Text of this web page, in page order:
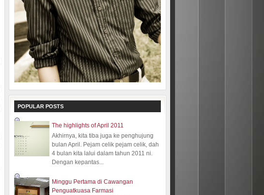
POPULAR POSTS
The highlights of April 2011
Akhirnya, kita tiba juga ke penghujung
bulan April. Pejam celik pejam celik, dah
4 bulan kita lalui dalam tahun 2011 ni.
Dengan kepantas...
Minggu Pertama di Cawangan
Penguatkuasa Farmasi